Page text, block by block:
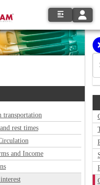
transportation
rest times
and Income